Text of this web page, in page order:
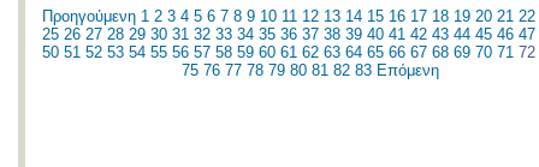
Προηγούμενη 1 2 3 4 5 6 7 8 9 10 11 12 13 14 15 16 17 18 19 20 21 22
25 26 27 28 29 30 31 32 33 34 35 36 37 38 39 40 41 42 43 44 45 46 47
50 51 52 53 54 55 56 57 58 59 60 61 62 63 64 65 66 67 68 69 70 71 72
75 76 77 78 79 80 81 82 83 Επόμενη